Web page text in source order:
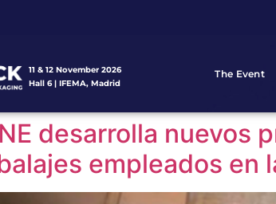
11 & 12 November 2026
Hall 6 | IFEMA, Madrid
The Event
desarrolla nuevos
empleados